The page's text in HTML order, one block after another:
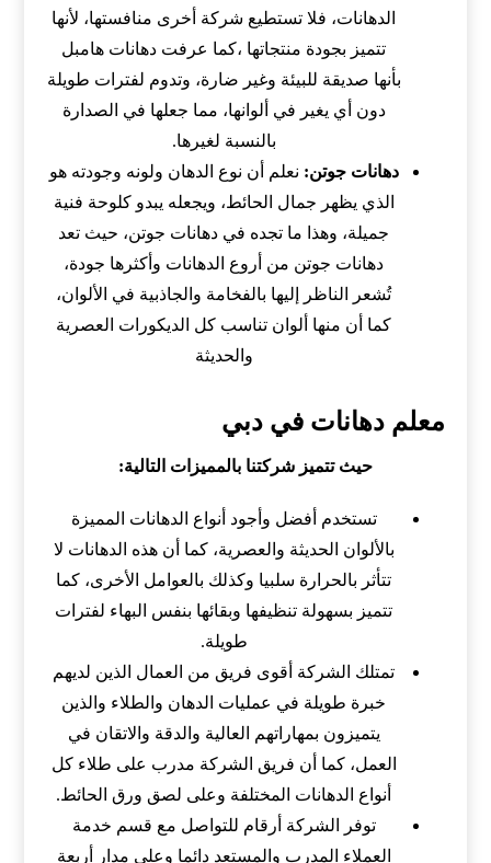
الدهانات، فلا تستطيع شركة أخرى منافستها، لأنها
تتميز بجودة منتجاتها ،كما عرفت دهانات هامبل
بأنها صديقة للبيئة وغير ضارة، وتدوم لفترات طويلة
دون أي يغير في ألوانها، مما جعلها في الصدارة
بالنسبة لغيرها.
دهانات جوتن: نعلم أن نوع الدهان ولونه وجودته هو
الذي يظهر جمال الحائط، ويجعله يبدو كلوحة فنية
جميلة، وهذا ما تجده في دهانات جوتن، حيث تعد
دهانات جوتن من أروع الدهانات وأكثرها جودة،
تُشعر الناظر إليها بالفخامة والجاذبية في الألوان،
كما أن منها ألوان تناسب كل الديكورات العصرية
والحديثة
معلم دهانات في دبي
حيث تتميز شركتنا بالمميزات التالية:
تستخدم أفضل وأجود أنواع الدهانات المميزة
بالألوان الحديثة والعصرية، كما أن هذه الدهانات لا
تتأثر بالحرارة سلبيا وكذلك بالعوامل الأخرى، كما
تتميز بسهولة تنظيفها وبقائها بنفس البهاء لفترات
طويلة.
تمتلك الشركة أقوى فريق من العمال الذين لديهم
خبرة طويلة في عمليات الدهان والطلاء والذين
يتميزون بمهاراتهم العالية والدقة والاتقان في
العمل، كما أن فريق الشركة مدرب على طلاء كل
أنواع الدهانات المختلفة وعلى لصق ورق الحائط.
توفر الشركة أرقام للتواصل مع قسم خدمة
العملاء المدرب والمستعد دائما وعلى مدار أربعة